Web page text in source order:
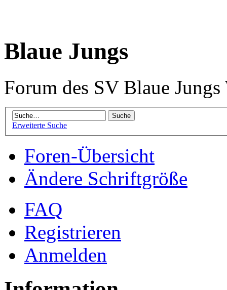
Blaue Jungs
Forum des SV Blaue
Erweiterte Suche
Foren-Übersicht
Ändere Schriftgröße
FAQ
Registrieren
Anmelden